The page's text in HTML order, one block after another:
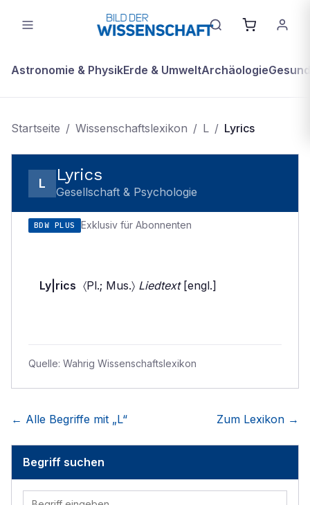
Astronomie & PhysikErde & UmweltArchäologie
Startseite / Wissenschaftslexikon / L / Lyrics
L Lyrics
Gesellschaft & Psychologie
BDW PLUS Exklusiv für Abonnenten
Ly|rics 〈Pl.; Mus.〉 Liedtext[engl.]
Quelle: Wahrig Wissenschaftslexikon
← Alle Begriffe mit „L“ Zum Lexikon →
Begriff suchen